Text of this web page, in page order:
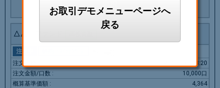
△△□□ファンド
注文中
13:20
10,000口
4,364
お取引デモメニューページへ
戻る